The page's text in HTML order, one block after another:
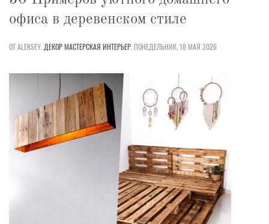
офиса в деревенском стиле
ОТ ALEKSEY, ДЕКОРМАСТЕРСКАЯ ИНТЕРЬЕР,ПОНЕДЕЛЬНИК, 18 МАЯ 2026